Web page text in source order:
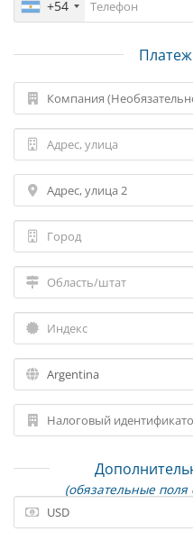
+54
(обязательные